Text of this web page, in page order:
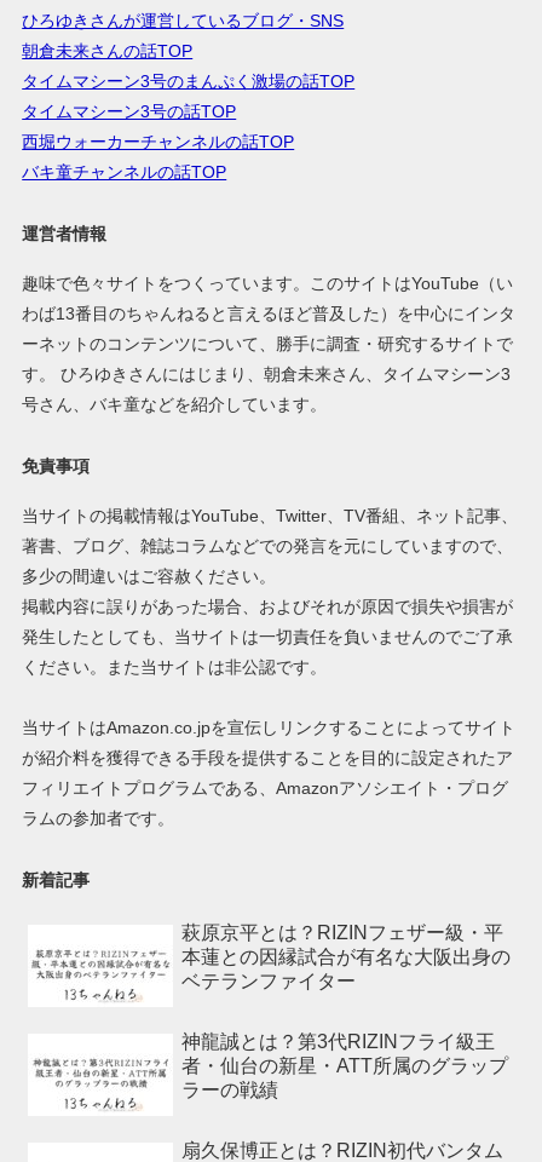
ひろゆきさんが運営しているブログ・SNS
朝倉未来さんの話TOP
タイムマシーン3号のまんぷく激場の話TOP
タイムマシーン3号の話TOP
西堀ウォーカーチャンネルの話TOP
バキ童チャンネルの話TOP
運営者情報
趣味で色々サイトをつくっています。このサイトはYouTube（い
わば13番目のちゃんねると言えるほど普及した）を中心にインタ
ーネットのコンテンツについて、勝手に調査・研究するサイトで
す。 ひろゆきさんにはじまり、朝倉未来さん、タイムマシーン3
号さん、バキ童などを紹介しています。
免責事項
当サイトの掲載情報はYouTube、Twitter、TV番組、ネット記事、
著書、ブログ、雑誌コラムなどでの発言を元にしていますので、
多少の間違いはご容赦ください。
掲載内容に誤りがあった場合、およびそれが原因で損失や損害が
発生したとしても、当サイトは一切責任を負いませんのでご了承
ください。また当サイトは非公認です。
当サイトはAmazon.co.jpを宣伝しリンクすることによってサイト
が紹介料を獲得できる手段を提供することを目的に設定されたア
フィリエイトプログラムである、Amazonアソシエイト・プログ
ラムの参加者です。
新着記事
萩原京平とは？RIZINフェザー級・平
本蓮との因縁試合が有名な大阪出身の
ベテランファイター
神龍誠とは？第3代RIZINフライ級王
者・仙台の新星・ATT所属のグラップ
ラーの戦績
扇久保博正とは？RIZIN初代バンタム